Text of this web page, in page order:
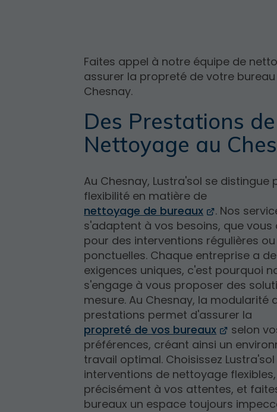
Faites appel à notre équipe de
assurer la propreté de votre
Chesnay.
Des Prestations de
Nettoyage au
Au Chesnay, Lustra'sol se distingue
flexibilité en matière de
nettoyage de bureaux
. Nos
s'adaptent à vos besoins, que vous
pour des interventions régulières ou
ponctuelles. Chaque entreprise a
exigences uniques, c'est pourquoi
s'engage à vous proposer des
mesure. Au Chesnay, la modularité
prestations permet d'assurer la
propreté de vos bureaux
selon
préférences, créant ainsi un
travail optimal. Choisissez
interventions de nettoyage
précisément à vos attentes, et
bureaux un espace toujours